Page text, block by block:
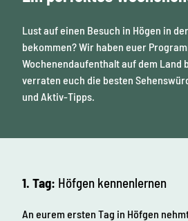
Lust auf einen Besuch in Högen in
bekommen? Wir haben euer
Wochenendaufenthalt auf dem Land
verraten euch die besten
und Aktiv-Tipps.
1. Tag: Höfgen kennenlernen
An eurem ersten Tag in Höfgen